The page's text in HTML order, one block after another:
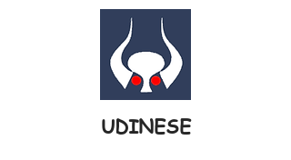
UDINESE